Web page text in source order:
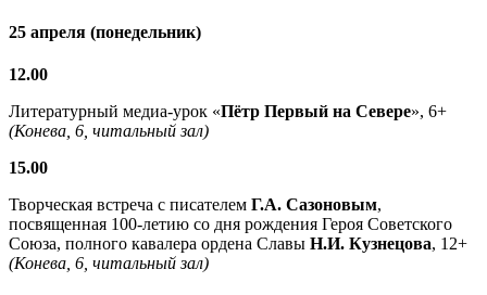
25 апреля (понедельник)
12.00
Литературный медиа-урок «Пётр Первый на Севере», 6+
(Конева, 6, читальный зал)
15.00
Творческая встреча с писателем Г.А. Сазоновым,
посвященная 100-летию со дня рождения Героя Советского
Союза, полного кавалера ордена Славы Н.И. Кузнецова, 12+
(Конева, 6, читальный зал)